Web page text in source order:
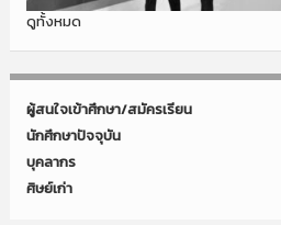
ดูทั้งหมด
ผู้สนใจเข้าศึกษา/สมัครเรียน
นักศึกษาปัจจุบัน
บุคลากร
ศิษย์เก่า